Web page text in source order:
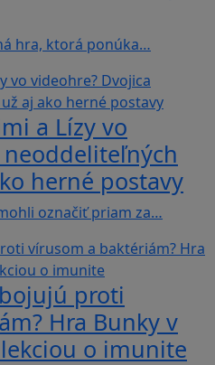
hra, ktorá ponúka…
a Lízy vo
herné postavy
označiť priam za…
proti
Hra Bunky v
o imunite